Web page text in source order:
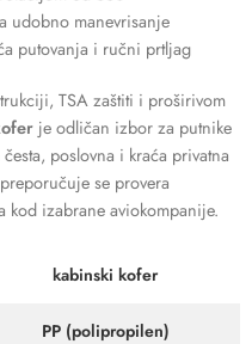
udobno manevrisanje
putovanja i ručni prtljag
TSA zaštiti i proširivom
je odličan izbor za putnike
poslovna i kraća privatna
se provera
izabrane aviokompanije.
kabinski kofer
PP (polipropilen)